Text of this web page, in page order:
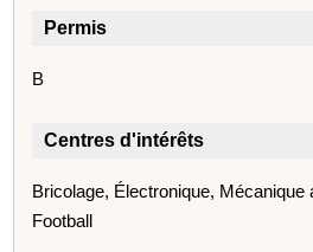
Permis
B
Centres d'intérêts
Bricolage, Électronique, Mécanique
Football